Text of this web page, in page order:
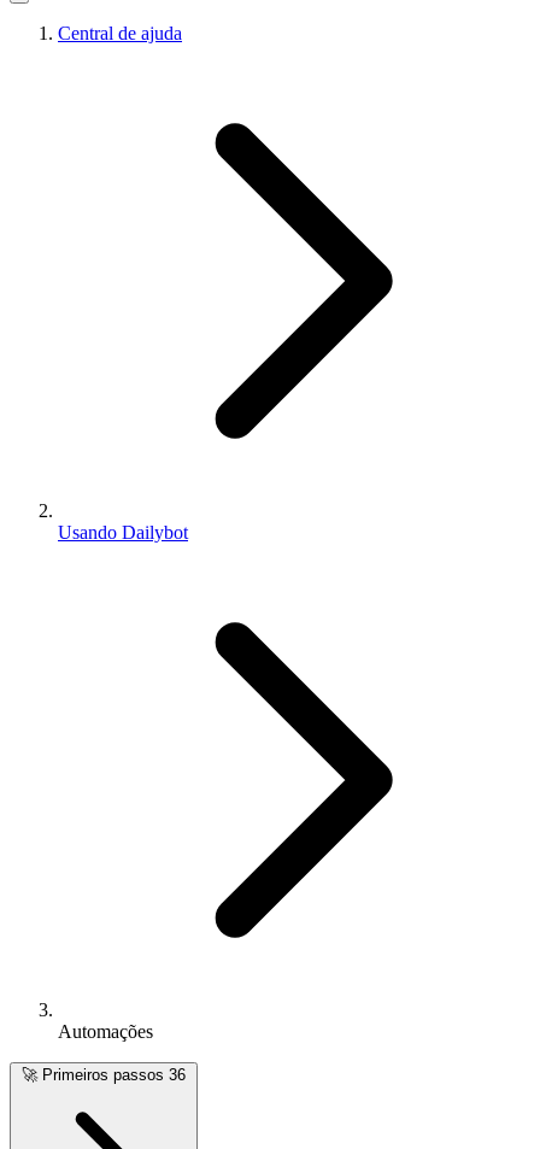
Central de ajuda
Usando Dailybot
Automações
🚀 Primeiros passos 36